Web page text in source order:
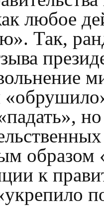
любое
Так,
образом
к